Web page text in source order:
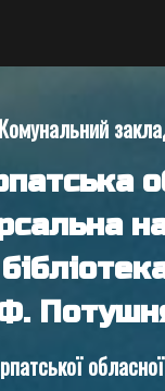
Комунальний